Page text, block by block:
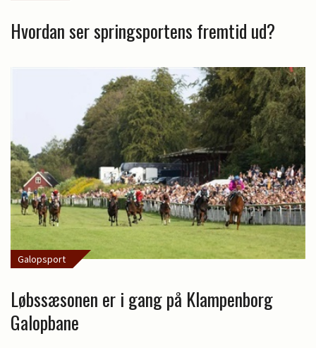
Hvordan ser springsportens fremtid ud?
Galopsport
Løbssæsonen er i gang på Klampenborg
Galopbane